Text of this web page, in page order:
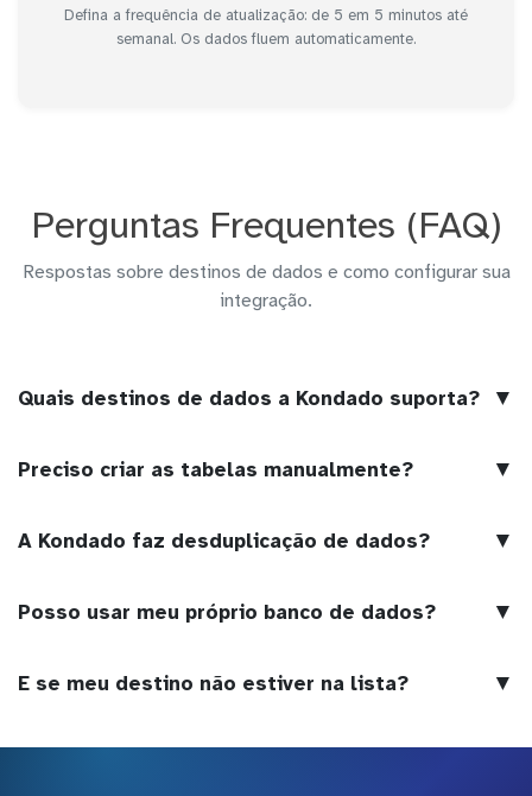
Defina a frequência de atualização: de 5 em 5 minutos até
semanal. Os dados fluem automaticamente.
Perguntas Frequentes (FAQ)
Respostas sobre destinos de dados e como configurar sua
integração.
Quais destinos de dados a Kondado suporta? ▼
Preciso criar as tabelas manualmente? ▼
A Kondado faz desduplicação de dados? ▼
Posso usar meu próprio banco de dados? ▼
E se meu destino não estiver na lista? ▼